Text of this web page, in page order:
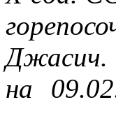
Джасич.
на